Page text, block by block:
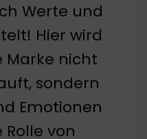
Werte und
Hier wird
Marke nicht
sondern
Emotionen
von